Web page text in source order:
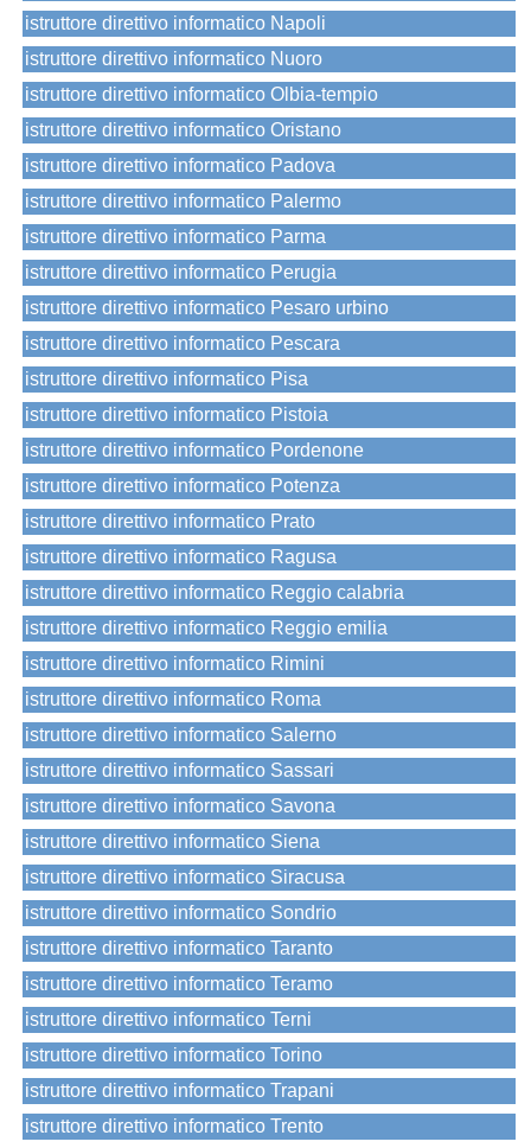
istruttore direttivo informatico Napoli
istruttore direttivo informatico Nuoro
istruttore direttivo informatico Olbia-tempio
istruttore direttivo informatico Oristano
istruttore direttivo informatico Padova
istruttore direttivo informatico Palermo
istruttore direttivo informatico Parma
istruttore direttivo informatico Perugia
istruttore direttivo informatico Pesaro urbino
istruttore direttivo informatico Pescara
istruttore direttivo informatico Pisa
istruttore direttivo informatico Pistoia
istruttore direttivo informatico Pordenone
istruttore direttivo informatico Potenza
istruttore direttivo informatico Prato
istruttore direttivo informatico Ragusa
istruttore direttivo informatico Reggio calabria
istruttore direttivo informatico Reggio emilia
istruttore direttivo informatico Rimini
istruttore direttivo informatico Roma
istruttore direttivo informatico Salerno
istruttore direttivo informatico Sassari
istruttore direttivo informatico Savona
istruttore direttivo informatico Siena
istruttore direttivo informatico Siracusa
istruttore direttivo informatico Sondrio
istruttore direttivo informatico Taranto
istruttore direttivo informatico Teramo
istruttore direttivo informatico Terni
istruttore direttivo informatico Torino
istruttore direttivo informatico Trapani
istruttore direttivo informatico Trento